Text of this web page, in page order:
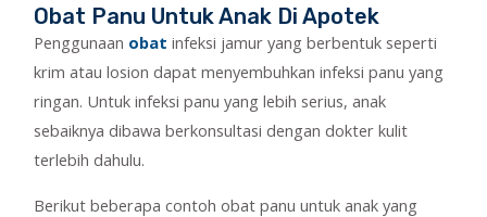
Obat Panu Untuk Anak Di Apotek
Penggunaan obat infeksi jamur yang berbentuk seperti
krim atau losion dapat menyembuhkan infeksi panu yang
ringan. Untuk infeksi panu yang lebih serius, anak
sebaiknya dibawa berkonsultasi dengan dokter kulit
terlebih dahulu.
Berikut beberapa contoh obat panu untuk anak yang